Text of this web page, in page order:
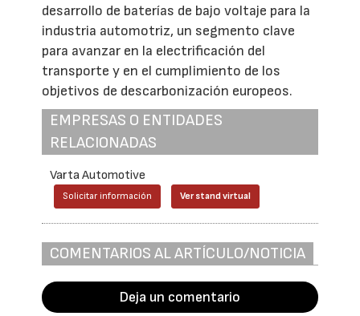
desarrollo de baterías de bajo voltaje para la
industria automotriz, un segmento clave
para avanzar en la electrificación del
transporte y en el cumplimiento de los
objetivos de descarbonización europeos.
EMPRESAS O ENTIDADES
RELACIONADAS
Varta Automotive
Solicitar información Ver stand virtual
COMENTARIOS AL ARTÍCULO/NOTICIA
Deja un comentario